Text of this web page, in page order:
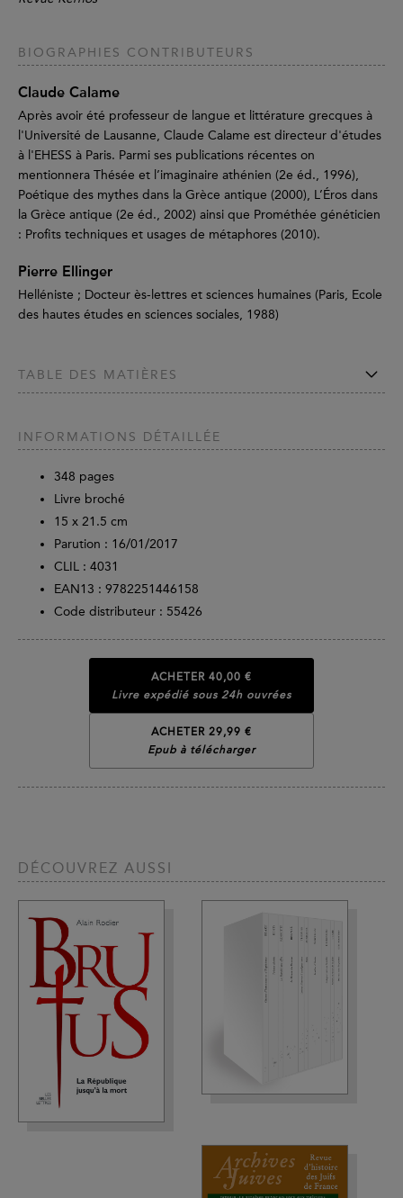
BIOGRAPHIES CONTRIBUTEURS
Claude Calame
Après avoir été professeur de langue et littérature grecques à
l'Université de Lausanne, Claude Calame est directeur d'études
à l'EHESS à Paris. Parmi ses publications récentes on
mentionnera Thésée et l’imaginaire athénien (2e éd., 1996),
Poétique des mythes dans la Grèce antique (2000), L’Éros dans
la Grèce antique (2e éd., 2002) ainsi que Prométhée généticien
: Profits techniques et usages de métaphores (2010).
Pierre Ellinger
Helléniste ; Docteur ès-lettres et sciences humaines (Paris, Ecole
des hautes études en sciences sociales, 1988)
TABLE DES MATIÈRES
INFORMATIONS DÉTAILLÉE
348 pages
Livre broché
15 x 21.5 cm
Parution : 16/01/2017
CLIL : 4031
EAN13 : 9782251446158
Code distributeur : 55426
ACHETER 40,00 €
Livre expédié sous 24h ouvrées
ACHETER 29,99 €
Epub à télécharger
DÉCOUVREZ AUSSI